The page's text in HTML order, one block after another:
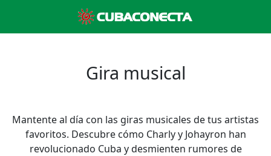
Gira musical
Mantente al día con las giras musicales de tus artistas
favoritos. Descubre cómo Charly y Johayron han
revolucionado Cuba y desmienten rumores de